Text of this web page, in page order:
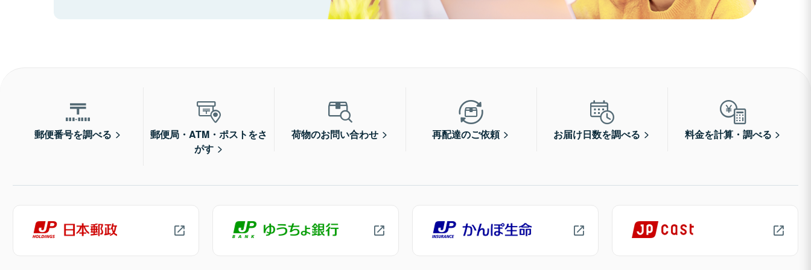
郵便番号を調べる
郵便局・ATM・ポストをさ
がす
荷物のお問い合わせ 再配達のご依頼 お届け日数を調べる 料金を計算・調べる